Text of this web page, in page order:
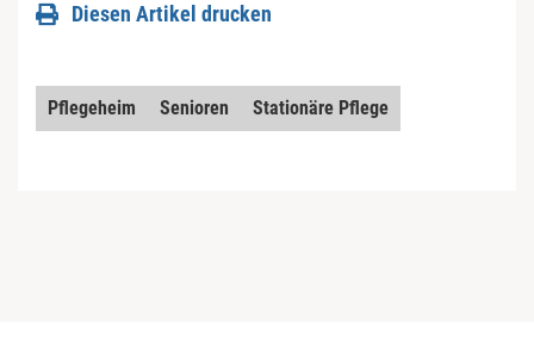
Diesen Artikel drucken
Pflegeheim Senioren Stationäre Pflege